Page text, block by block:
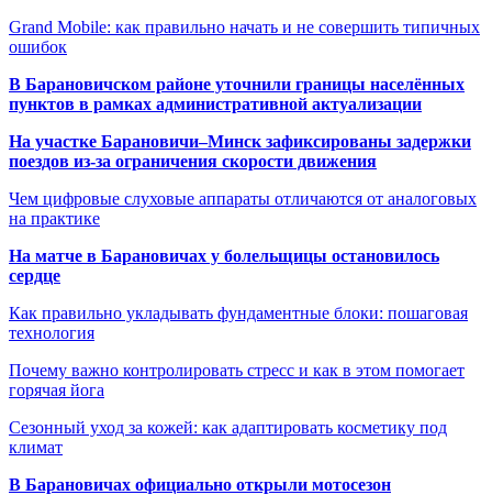
Grand Mobile: как правильно начать и не совершить типичных
ошибок
В Барановичском районе уточнили границы населённых
пунктов в рамках административной актуализации
На участке Барановичи–Минск зафиксированы задержки
поездов из-за ограничения скорости движения
Чем цифровые слуховые аппараты отличаются от аналоговых
на практике
На матче в Барановичах у болельщицы остановилось
сердце
Как правильно укладывать фундаментные блоки: пошаговая
технология
Почему важно контролировать стресс и как в этом помогает
горячая йога
Сезонный уход за кожей: как адаптировать косметику под
климат
В Барановичах официально открыли мотосезон